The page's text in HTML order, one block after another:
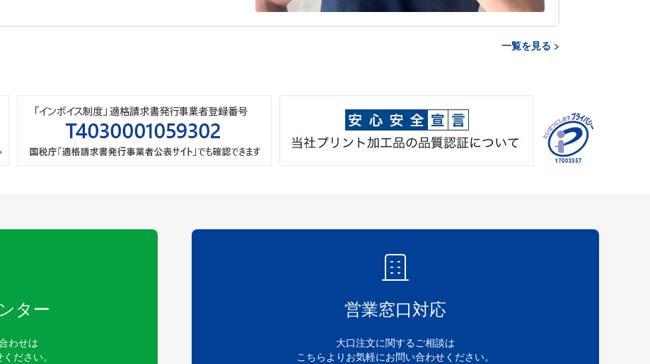
一覧を見る >
ター
わせは
ださい。
営業窓口対応
大口注文に関するご相談は
こちらよりお気軽にお問い合わせください。